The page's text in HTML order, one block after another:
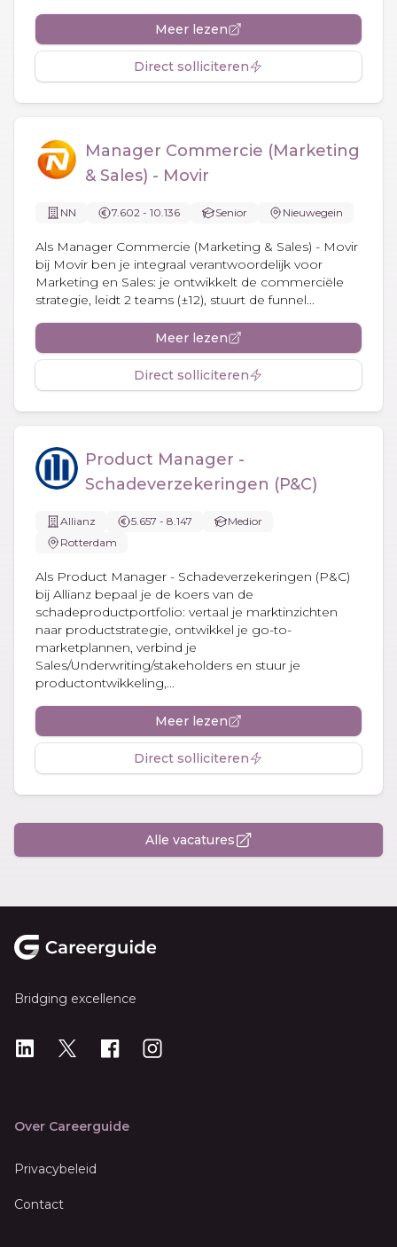
Meer lezen
Direct solliciteren
Manager Commercie (Marketing
& Sales) - Movir
NN 7.602 - 10.136 Senior Nieuwegein
Als Manager Commercie (Marketing & Sales) - Movir
bij Movir ben je integraal verantwoordelijk voor
Marketing en Sales: je ontwikkelt de commerciële
strategie, leidt 2 teams (±12), stuurt de funnel...
Meer lezen
Direct solliciteren
Product Manager -
Schadeverzekeringen (P&C)
Allianz 5.657 - 8.147
Medior
Rotterdam
Als Product Manager - Schadeverzekeringen (P&C)
bij Allianz bepaal je de koers van de
schadeproductportfolio: vertaal je marktinzichten
naar productstrategie, ontwikkel je go-to-
marketplannen, verbind je
Sales/Underwriting/stakeholders en stuur je
productontwikkeling,...
Meer lezen
Direct solliciteren
Alle vacatures
Bridging excellence
LinkedIn
X Instagram
Over Careerguide
Privacybeleid
Contact